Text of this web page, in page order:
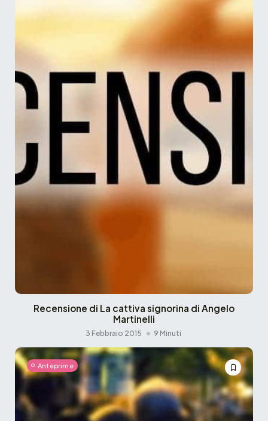
Recensione di La cattiva signorina di Angelo
Martinelli
3 Febbraio 2015 9 Minuti
Anteprime